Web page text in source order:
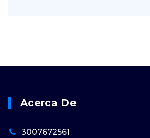
Acerca De
3007672561